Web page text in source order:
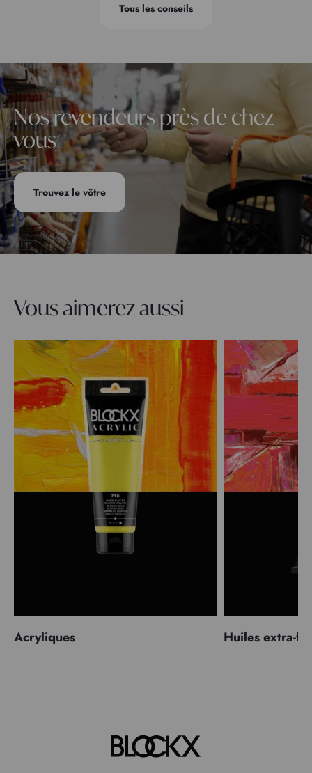
Tous les conseils
Nos revendeurs près de chez
vous
Trouvez le vôtre
Vous aimerez aussi
Acryliques Huiles extra-